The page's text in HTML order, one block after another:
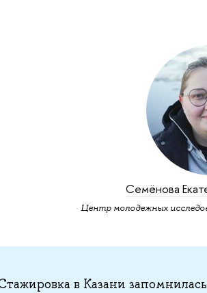
Семёнова
Центр молодежных
в Казани